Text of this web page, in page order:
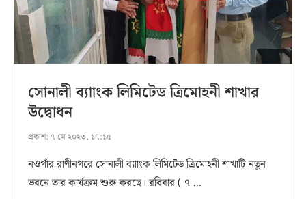
সোনালী ব্যাাংক লিমিটেড ত্রিমোহনী শাখার
উদ্বোধন
প্রকাশ: ৭ মে ২০২৩, ১৭:১৫
নওগাঁর রাণীনগরে সোনালী ব্যাাংক লিমিটেড ত্রিমোহনী শাখাটি নতুন
ভবনে তার কার্যক্রম শুরু করছে। রবিবার ( ৭ …